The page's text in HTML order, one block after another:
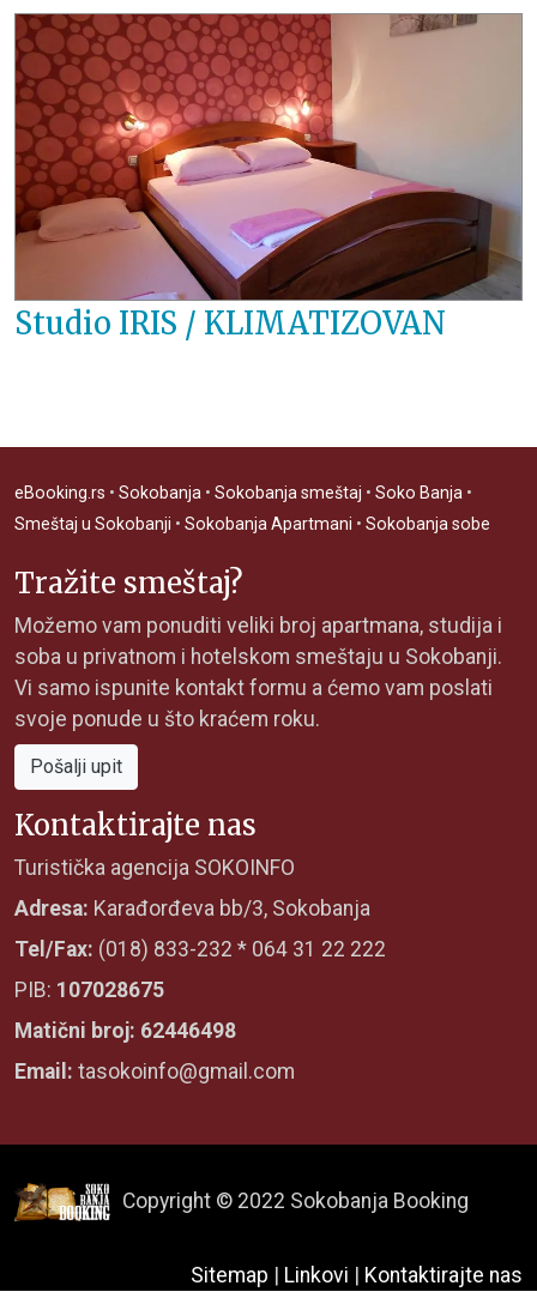
Studio IRIS / KLIMATIZOVAN
eBooking.rs • Sokobanja • Sokobanja smeštaj • Soko Banja •
Smeštaj u Sokobanji • Sokobanja Apartmani • Sokobanja sobe
Tražite smeštaj?
Možemo vam ponuditi veliki broj apartmana, studija i
soba u privatnom i hotelskom smeštaju u Sokobanji.
Vi samo ispunite kontakt formu a ćemo vam poslati
svoje ponude u što kraćem roku.
Pošalji upit
Kontaktirajte nas
Turistička agencija SOKOINFO
Adresa: Karađorđeva bb/3, Sokobanja
Tel/Fax: (018) 833-232 * 064 31 22 222
PIB: 107028675
Matični broj: 62446498
Email: tasokoinfo@gmail.com
Copyright © 2022 Sokobanja Booking
Sitemap | Linkovi | Kontaktirajte nas